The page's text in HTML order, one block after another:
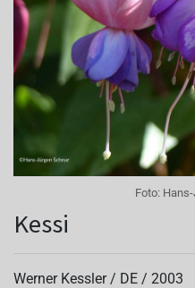
Foto:
Kessi
Werner Kessler / DE / 2003